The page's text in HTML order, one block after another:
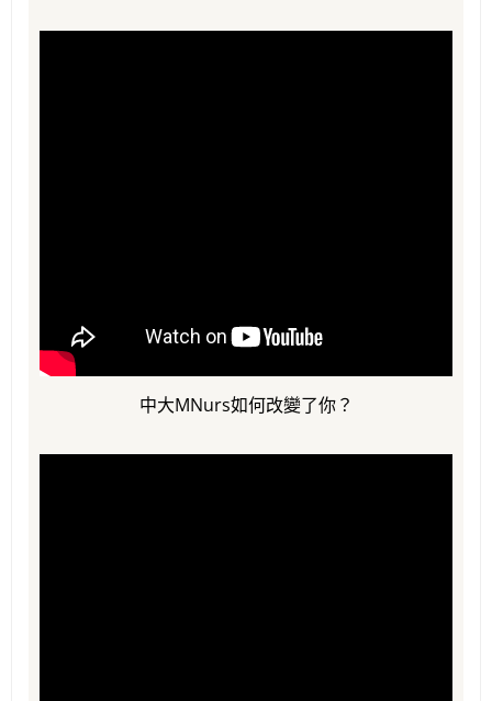
中大MNurs如何改變了你？